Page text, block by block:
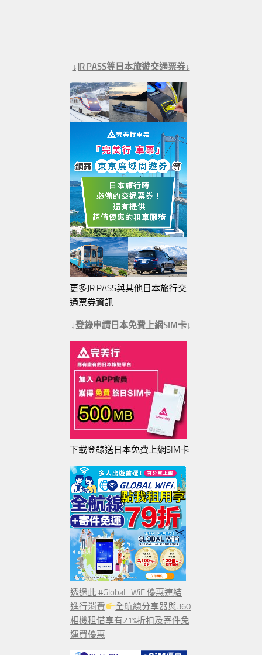
↓JR PASS等日本旅遊交通票券↓
更多JR PASS與其他日本旅行交
通票券資訊
↓登錄申請日本免費上網SIM卡↓
下載登錄送日本免費上網SIM卡
透過此 #Global_WiFi優惠連結
進行消費
全航線分享器與360
相機租借享有21%折扣及寄件免
運費優惠